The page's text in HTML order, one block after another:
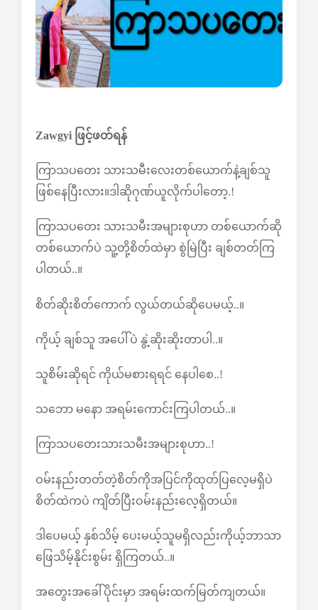
Zawgyi ဖြင့်ဖတ်ရန်
ကြာသပတေး သားသမီးလေးတစ်ယောက်နဲ့ချစ်သူ
ဖြစ်နေပြီးလား။ဒါဆိုဂုဏ်ယူလိုက်ပါတော့.!
ကြာသပတေး သားသမီးအများစုဟာ တစ်ယောက်ဆို
တစ်ယောက်ပဲ သူ့တို့စိတ်ထဲမှာ စွဲမြဲပြီး ချစ်တတ်ကြ
ပါတယ်..။
စိတ်ဆိုးစိတ်ကောက် လွယ်တယ်ဆိုပေမယ့်..။
ကိုယ့် ချစ်သူ အပေါ်ပဲ နွဲ့ဆိုးဆိုးတာပါ..။
သူစိမ်းဆိုရင် ကိုယ်မစားရရင် နေပါစေ..!
သဘော မနော အရမ်းကောင်းကြပါတယ်..။
ကြာသပတေးသားသမီးအများစုဟာ..!
ဝမ်းနည်းတတ်တဲ့စိတ်ကိုအပြင်ကိုထုတ်ပြလေ့မရှိပဲ
စိတ်ထဲကပဲ ကျိတ်ပြီးဝမ်းနည်းလေ့ရှိတယ်။
ဒါပေမယ့် နှစ်သိမ့် ပေးမယ့်သူမရှိလည်းကိုယ့်ဘာသာ
ဖြေသိမ့်နိုင်းစွမ်း ရှိကြတယ်..။
အတွေးအခေါ်ပိုင်းမှာ အရမ်းထက်မြတ်ကျတယ်။